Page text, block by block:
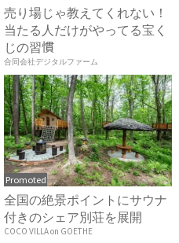
売り場じゃ教えてくれない！
当たる人だけがやってる宝く
じの習慣
合同会社デジタルファーム
Promoted
全国の絶景ポイントにサウナ
付きのシェア別荘を展開
COCO VILLA on GOETHE